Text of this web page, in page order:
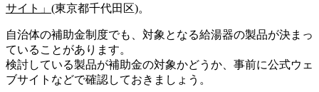
サイト」 (東京都千代田区)。
自治体の補助金制度でも、対象となる給湯器の製品が決まっ
ていることがあります。
検討している製品が補助金の対象かどうか、事前に公式ウェ
ブサイトなどで確認しておきましょう。